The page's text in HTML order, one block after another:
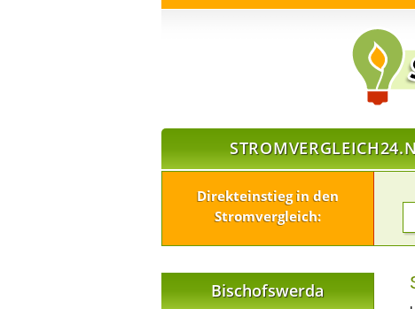
Direkteinstieg in den
Stromvergleich:
Bischofswerda